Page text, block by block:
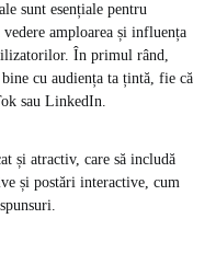
sunt esențiale pentru
amploarea și influența
În primul rând,
cu audiența ta țintă, fie că
sau LinkedIn.
și atractiv, care să includă
și postări interactive, cum